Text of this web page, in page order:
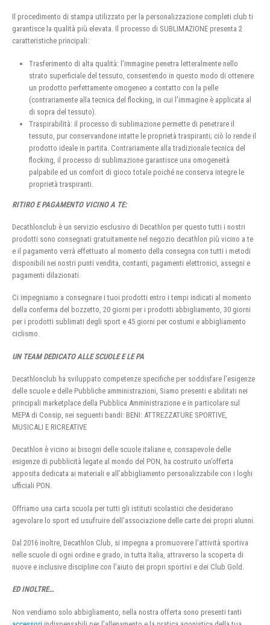
Il procedimento di stampa utilizzato per la personalizzazione completi club ti
garantisce la qualità più elevata. Il processo di SUBLIMAZIONE presenta 2
caratteristiche principali:
Trasferimento di alta qualità: l’immagine penetra letteralmente nello
strato superficiale del tessuto, consentendo in questo modo di ottenere
un prodotto perfettamente omogeneo a contatto con la pelle
(contrariamente alla tecnica del flocking, in cui l’immagine è applicata al
di sopra del tessuto).
Traspirabilità: il processo di sublimazione permette di penetrare il
tessuto, pur conservandone intatte le proprietà traspiranti; ciò lo rende il
prodotto ideale in partita. Contrariamente alla tradizionale tecnica del
flocking, il processo di sublimazione garantisce una omogeneità
palpabile ed un comfort di gioco totale poiché ne conserva integre le
proprietà traspiranti.
RITIRO E PAGAMENTO VICINO A TE:
Decathlonclub è un servizio esclusivo di Decathlon per questo tutti i nostri
prodotti sono consegnati gratuitamente nel negozio decathlon più vicino a te
e il pagamento verrà effettuato al momento della consegna con tutti i metodi
disponibili nei nostri punti vendita, contanti, pagamenti elettronici, assegni e
pagamenti dilazionati.
Ci impegniamo a consegnare i tuoi prodotti entro i tempi indicati al momento
della conferma del bozzetto, 20 giorni per i prodotti abbigliamento, 30 giorni
per i prodotti sublimati degli sport e 45 giorni per costumi e abbigliamento
ciclismo.
UN TEAM DEDICATO ALLE SCUOLE E LE PA
Decathlonclub ha sviluppato competenze specifiche per soddisfare l’esigenze
delle scuole e delle Pubbliche amministrazioni, Siamo presenti e abilitati nei
principali marketplace della Pubblica Amministrazione e in particolare sul
MEPA di Consip, nei seguenti bandi: BENI: ATTREZZATURE SPORTIVE,
MUSICALI E RICREATIVE
Decathlon è vicino ai bisogni delle scuole italiane e, consapevole delle
esigenze di pubblicità legate al mondo del PON, ha costruito un’offerta
apposita dedicata ai materiali e all’abbigliamento personalizzabile con i loghi
ufficiali PON.
Offriamo una carta scuola per tutti gli istituti scolastici che desiderano
agevolare lo sport ed usufruire dell’associazione delle carte dei propri alunni.
Dal 2016 inoltre, Decathlon Club, si impegna a promuovere l’attività sportiva
nelle scuole di ogni ordine e grado, in tutta Italia, attraverso la scoperta di
nuove e inclusive discipline con l’aiuto dei propri sportivi e dei Club Gold.
ED INOLTRE…
Non vendiamo solo abbigliamento, nella nostra offerta sono presenti tanti